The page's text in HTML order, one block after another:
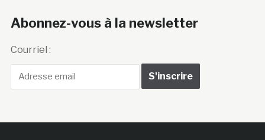
Abonnez-vous à la newsletter
Courriel :